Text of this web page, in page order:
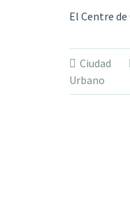
El Centre
Ciudad
Urbano